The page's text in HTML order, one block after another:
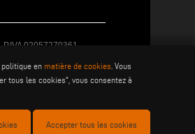
02057270361
en matière de cookies . Vous
tous les cookies", vous consentez à
Accepter tous les cookies